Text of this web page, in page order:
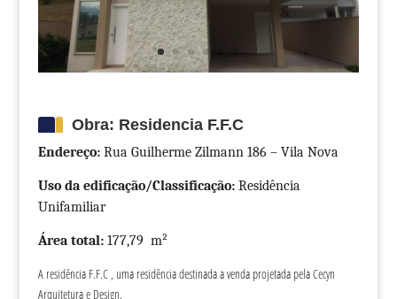
Obra: Residencia F.F.C
Endereço: Rua Guilherme Zilmann 186 – Vila Nova
Uso da edificação/Classificação:Residência
Unifamiliar
Área total:177,79 m²
A residência F.F.C , uma residência destinada a venda projetada pela Cecyn
Arquitetura e Design.